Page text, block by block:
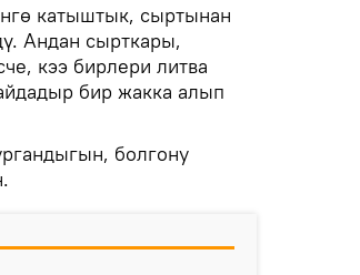
катыштык, сыртынан
Андан сырткары,
кээ бирлери литва
бир жакка алып
болгону